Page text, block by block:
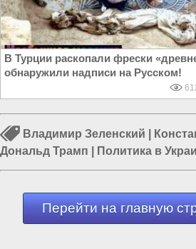
В Турции раскопали фрески
обнаружили надписи на Русском!
Владимир Зеленский
Дональд Трамп
Политика в
Израиля|Армия России|Армия
Перейти на главную